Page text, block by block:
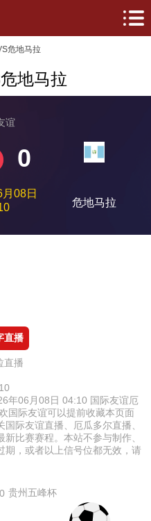
危地马拉
地马拉
谊
0
08日
危地马拉
直播
直播
年06月08日 04:10 国际友谊厄
国际友谊可以提前收藏本页面
际友谊直播、厄瓜多尔直播、
比赛赛程。本站不参与制作、
期，或者以上信号位都无效，请
贵州五峰杯